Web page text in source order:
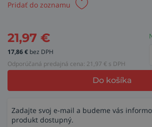
Pridať do zoznamu
21,97 €
17,86€ bez DPH
Odporúčaná predajná cena: 21,97 € s DPH
Do košíka
Zadajte svoj e-mail a budeme vás
produkt dostupný.